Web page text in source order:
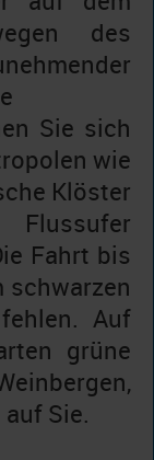
des
Sie sich
wie
Klöster
Fahrt bis
schwarzen
Auf
grüne
Sie.